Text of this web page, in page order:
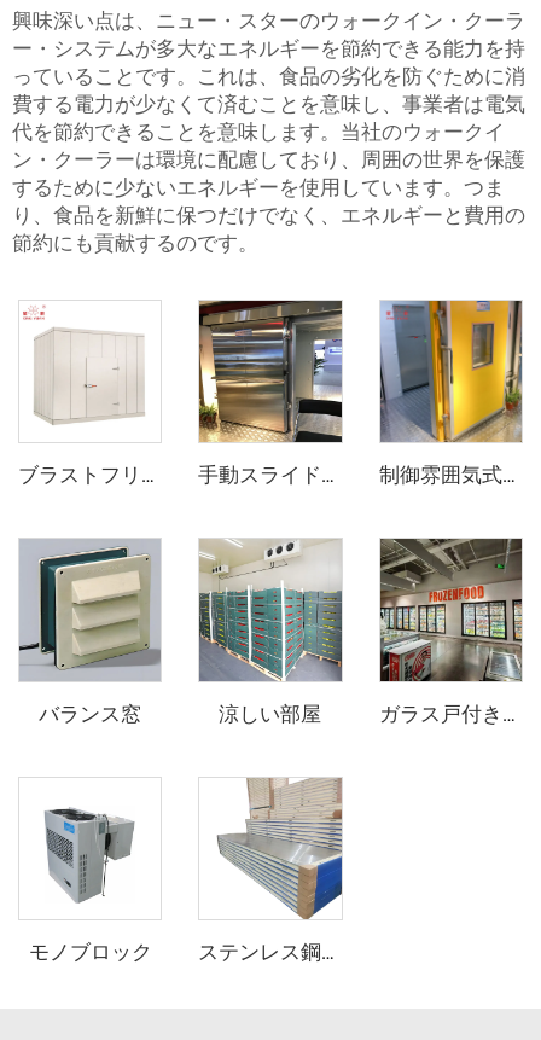
興味深い点は、ニュー・スターのウォークイン・クーラ
ー・システムが多大なエネルギーを節約できる能力を持
っていることです。これは、食品の劣化を防ぐために消
費する電力が少なくて済むことを意味し、事業者は電気
代を節約できることを意味します。当社のウォークイ
ン・クーラーは環境に配慮しており、周囲の世界を保護
するために少ないエネルギーを使用しています。つま
り、食品を新鮮に保つだけでなく、エネルギーと費用の
節約にも貢献するのです。
ブラストフリーザー 手動スライドドア 制御雰囲気式スライドドア
バランス窓 涼しい部屋 ガラス戸付き陳列用冷蔵庫/冷凍庫（歩行入用）
モノブロック ステンレス鋼PUサンドイッチパネル